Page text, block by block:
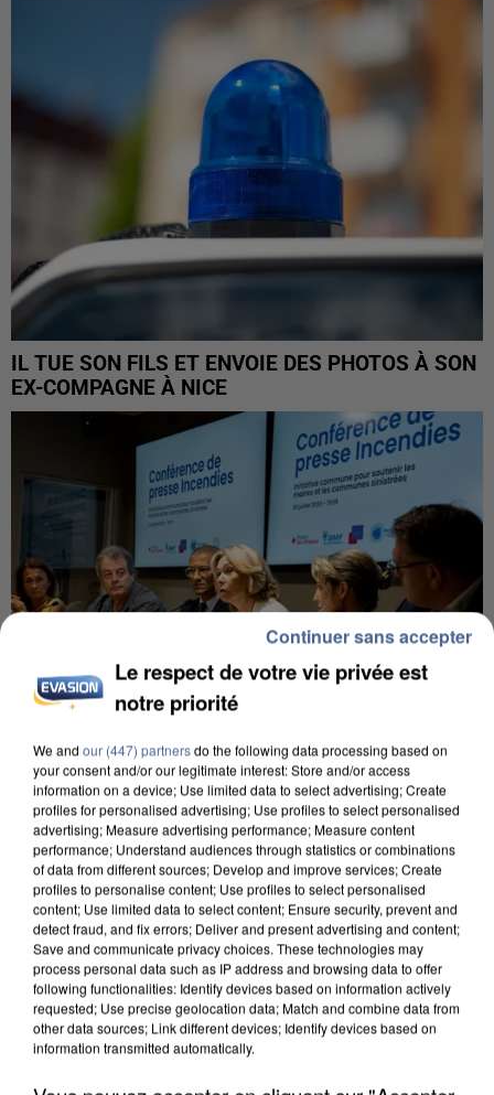
IL TUE SON FILS ET ENVOIE DES PHOTOS À SON
EX-COMPAGNE À NICE
INCENDIES : L’ÎLE-DE-FRANCE LANCE UN ÉLAN
DE SOLIDARITÉ AVEC LES...
Le respect de votre vie privée est
notre priorité
We and our (447) partnersdo the following data processing based on
your consent and/or our legitimate interest: Store and/or access
information on a device; Use limited data to select advertising; Create
profiles for personalised advertising; Use profiles to select personalised
advertising; Measure advertising performance; Measure content
performance; Understand audiences through statistics or combinations
of data from different sources; Develop and improve services; Create
profiles to personalise content; Use profiles to select personalised
content; Use limited data to select content; Ensure security, prevent and
detect fraud, and fix errors; Deliver and present advertising and content;
Save and communicate privacy choices. These technologies may
process personal data such as IP address and browsing data to offer
following functionalities: Identify devices based on information actively
requested; Use precise geolocation data; Match and combine data from
other data sources; Link different devices; Identify devices based on
information transmitted automatically.
Continuer sans accepter